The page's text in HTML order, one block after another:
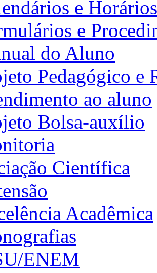
e Horários
e
do Aluno
Pedagógico e
ao aluno
Bolsa-auxílio
Científica
Acadêmica
ENEM